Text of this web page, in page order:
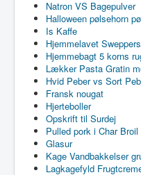
Natron VS Bagepulver
Halloween pølsehorn
Is Kaffe
Hjemmelavet
Hjemmebagt 5 korns
Lækker Pasta Gratin
Hvid Peber vs Sort
Fransk nougat
Hjerteboller
Opskrift til Surdej
Pulled pork i Char
Glasur
Kage Vandbakkelser
Lagkagefyld